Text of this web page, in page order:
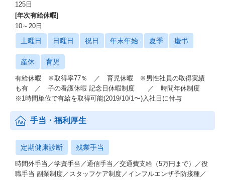
125日
[年次有給休暇]
10～20日
土曜日 日曜日 祝日 年末年始 夏季 慶弔
産休 育児
有給休暇 ※取得率77％ ／ 育児休暇 ※男性社員の取得実績
も有 ／ 子の看護休暇 記念日休暇制度 ／ 時間年休制度
※1時間単位で有給を取得可能(2019/10/1〜)入社日に付与
手当・福利厚生
定期健康診断 残業手当
時間外手当／学資手当／通信手当／交通費支給（5万円まで）／役
職手当 副業制度／スタッフケア制度／インフルエンザ予防接種／